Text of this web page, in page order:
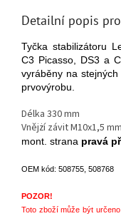
Detailní popis
Tyčka stabilizátoru
C3 Picasso, DS3 a
vyráběny na
prvovýrobu.
Délka 330 mm
Vnějżí závit M10x1,5 mm
mont. strana pravá
OEM kód: 508755, 508768
POZOR!
Toto zboží může být